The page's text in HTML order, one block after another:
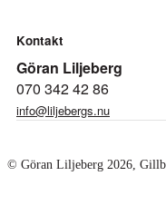
Kontakt
Göran Liljeberg
070 342 42 86
info@liljebergs.nu
© Göran Liljeberg 2026,